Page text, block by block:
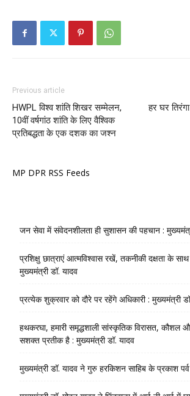
Previous article
HWPL विश्व शांति शिखर सम्मेलन,
10वीं वर्षगांठ शांति के लिए वैश्विक
प्रतिबद्धता के एक दशक का जश्न
हर घर
MP DPR RSS Feeds
जन सेवा में संवेदनशीलता ही सुशासन की पहचान :
प्रशिक्षु छात्राएं आत्मविश्वास रखें, तकनीकी दक्षता के
मुख्यमंत्री डॉ. यादव
प्रत्येक शुक्रवार को दौरे पर रहेंगे अधिकारी : मुख्यमंत्री
हथकरघा, हमारी समृद्धशाली सांस्कृतिक विरासत, कौशल
सशक्त प्रतीक है : मुख्यमंत्री डॉ. यादव
मुख्यमंत्री डॉ. यादव ने गुरु हरकिशन साहिब के प्रकाश पर्व